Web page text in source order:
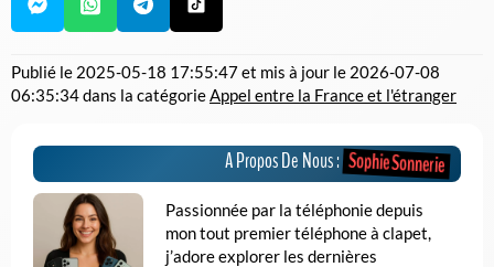
Publié le 2025-05-18 17:55:47et mis à jour le 2026-07-08
06:35:34dans la catégorieAppel entre la France et l'étranger
A Propos De Nous :Sophie Sonnerie
Passionnée par la téléphonie depuis
mon tout premier téléphone à clapet,
j’adore explorer les dernières